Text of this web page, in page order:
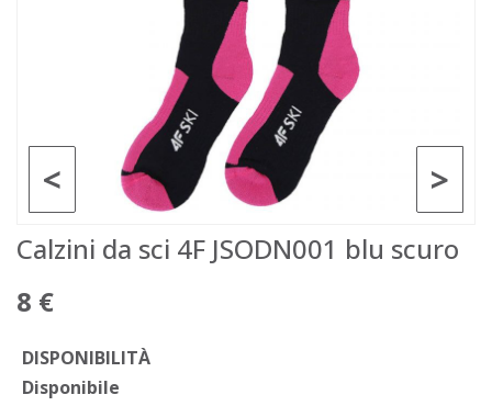
>
<
Calzini da sci 4F JSODN001 blu scuro
8 €
DISPONIBILITÀ
Disponibile